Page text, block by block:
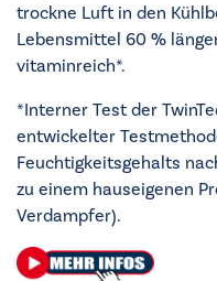
trockne Luft in den
Lebensmittel 60 %
vitaminreich*.
*Interner Test der
entwickelter
Feuchtigkeitsgehalts
zu einem hauseigenen
Verdampfer).